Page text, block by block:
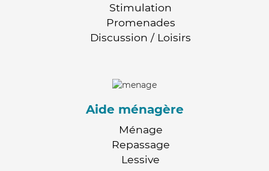
Stimulation
Promenades
Discussion / Loisirs
Aide ménagère
Ménage
Repassage
Lessive